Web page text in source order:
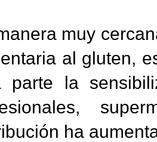
muy
al gluten,
parte la
ha